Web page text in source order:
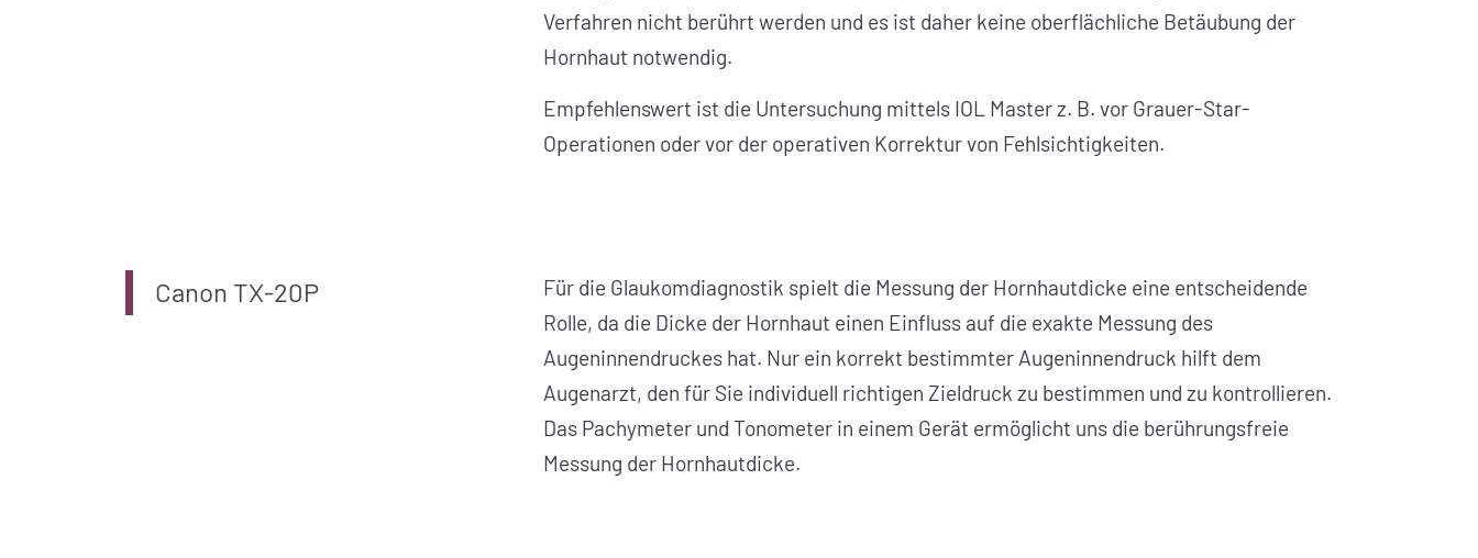
Verfahren nicht berührt werden und es ist daher keine oberflächliche Betäubung der
Hornhaut notwendig.
Empfehlenswert ist die Untersuchung mittels IOL Master z. B. vor Grauer-Star-
Operationen oder vor der operativen Korrektur von Fehlsichtigkeiten.
Canon TX-20P
Für die Glaukomdiagnostik spielt die Messung der Hornhautdicke eine entscheidende
Rolle, da die Dicke der Hornhaut einen Einfluss auf die exakte Messung des
Augeninnendruckes hat. Nur ein korrekt bestimmter Augen­innendruck hilft dem
Augenarzt, den für Sie individuell richtigen Zieldruck zu bestimmen und zu kontrollieren.
Das Pachymeter und Tonometer in einem Gerät ermöglicht uns die berührungsfreie
Messung der Hornhautdicke.